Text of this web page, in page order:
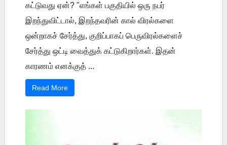
கட்டுவது ஏன்? "எங்கள் பகுதியில் ஒரு நபர்
இறந்துவிட்டால், இறந்தவரின் கால் விரல்களை
ஒன்றாகச் சேர்த்து, குறிப்பாகப் பெருவிரல்களைச்
சேர்த்து ஒட்டி வைத்துக் கட்டுகிறார்கள். இதன்
காரணம் எனக்குத் ...
Read More